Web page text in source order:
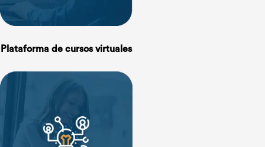
Plataforma de cursos virtuales